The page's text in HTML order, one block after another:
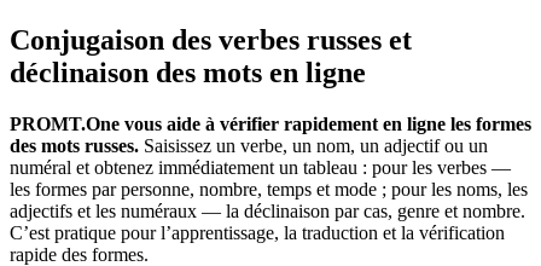
Conjugaison des verbes russes et
déclinaison des mots en ligne
PROMT.One vous aide à vérifier rapidement en ligne les formes
des mots russes. Saisissez un verbe, un nom, un adjectif ou un
numéral et obtenez immédiatement un tableau : pour les verbes —
les formes par personne, nombre, temps et mode ; pour les noms, les
adjectifs et les numéraux — la déclinaison par cas, genre et nombre.
C’est pratique pour l’apprentissage, la traduction et la vérification
rapide des formes.